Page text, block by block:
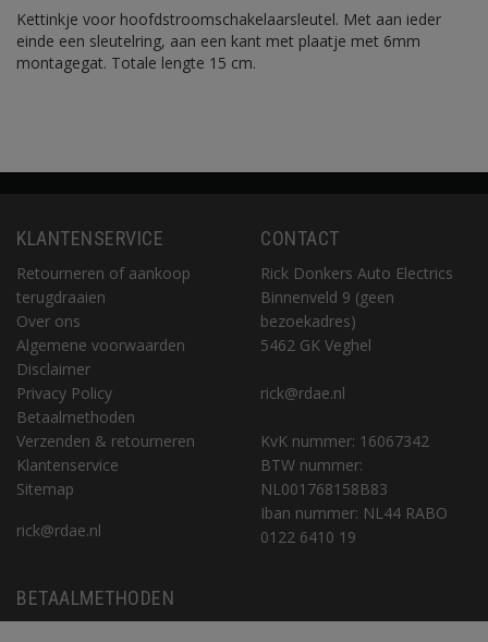
Kettinkje voor hoofdstroomschakelaarsleutel. Met aan ieder
einde een sleutelring, aan een kant met plaatje met 6mm
montagegat. Totale lengte 15 cm.
KLANTENSERVICE
Retourneren of aankoop
terugdraaien
Over ons
Algemene voorwaarden
Disclaimer
Privacy Policy
Betaalmethoden
Verzenden & retourneren
Klantenservice
Sitemap
rick@rdae.nl
CONTACT
Rick Donkers Auto Electrics
Binnenveld 9 (geen
bezoekadres)
5462 GK Veghel
rick@rdae.nl
KvK nummer: 16067342
BTW nummer:
NL001768158B83
Iban nummer: NL44 RABO
0122 6410 19
BETAALMETHODEN